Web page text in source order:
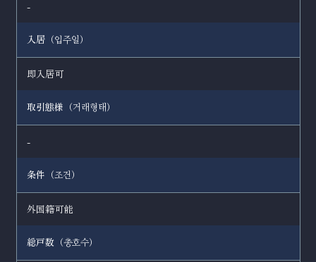
-
入居（입주일 ）
即入居可
取引態様（거래형태 ）
-
条件（조건 ）
外国籍可能
総戸数（총호수）